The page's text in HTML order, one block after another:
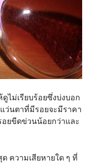
ไม่เรียบร้อยซึ่งบ่งบอก
ว่นตาที่มีรอยจะมีราคา
ยขีดข่วนน้อยกว่าและ
ความเสียหายใด ๆ ที่